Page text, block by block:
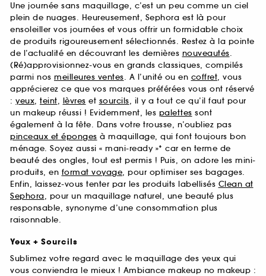
Une journée sans maquillage, c’est un peu comme un ciel
plein de nuages. Heureusement, Sephora est là pour
ensoleiller vos journées et vous offrir un formidable choix
de produits rigoureusement sélectionnés. Restez à la pointe
de l’actualité en découvrant les dernières nouveautés.
(Ré)approvisionnez-vous en grands classiques, compilés
parmi nos meilleures ventes. A l’unité ou en coffret, vous
apprécierez ce que vos marques préférées vous ont réservé
: yeux, teint, lèvres et sourcils, il y a tout ce qu’il faut pour
un makeup réussi ! Evidemment, les palettes sont
également à la fête. Dans votre trousse, n’oubliez pas
pinceaux et éponges à maquillage, qui font toujours bon
ménage. Soyez aussi « mani-ready »* car en terme de
beauté des ongles, tout est permis ! Puis, on adore les mini-
produits, en format voyage, pour optimiser ses bagages.
Enfin, laissez-vous tenter par les produits labellisés Clean at
Sephora, pour un maquillage naturel, une beauté plus
responsable, synonyme d’une consommation plus
raisonnable.
Yeux + Sourcils
Sublimez votre regard avec le maquillage des yeux qui
vous conviendra le mieux ! Ambiance makeup no makeup :